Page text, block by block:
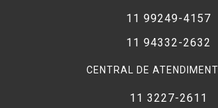
11 99249-4157
11 94332-2632
CENTRAL DE
11 3227-2611